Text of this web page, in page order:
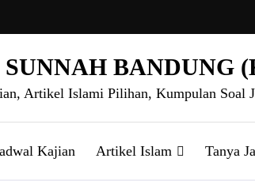
BANDUNG
Artikel Islami Pilihan, Kumpulan Soal
Kajian Artikel Islam Tanya